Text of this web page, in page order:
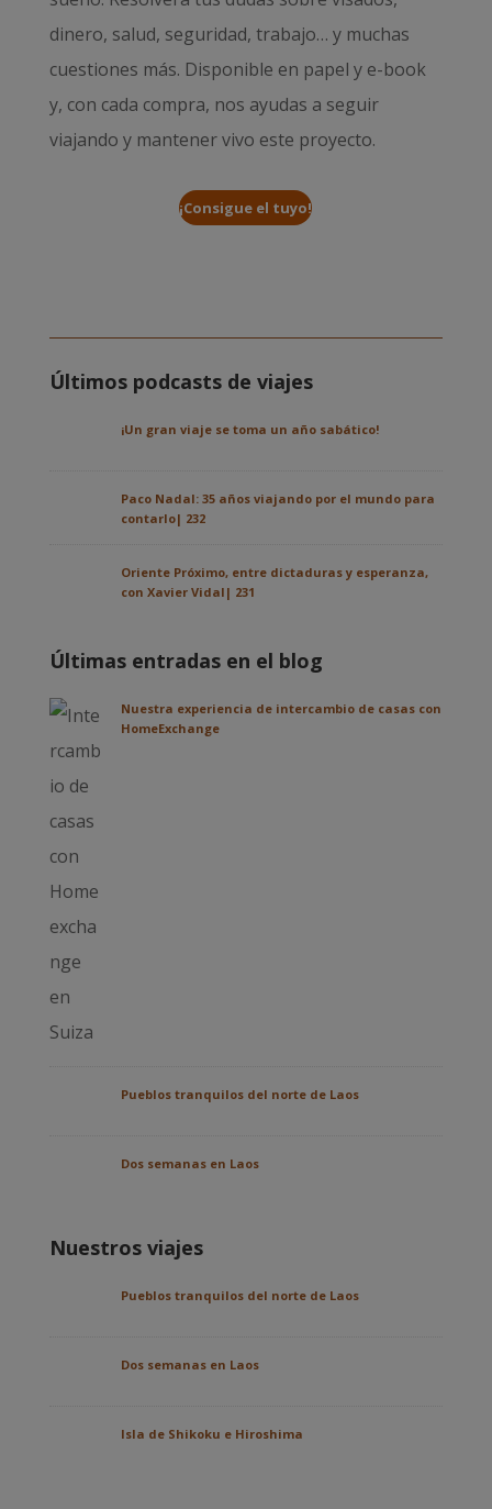
dinero, salud, seguridad, trabajo… y muchas
cuestiones más. Disponible en papel y e-book
y, con cada compra, nos ayudas a seguir
viajando y mantener vivo este proyecto.
¡Consigue el tuyo!
Últimos podcasts de viajes
¡Un gran viaje se toma un año sabático!
Paco Nadal: 35 años viajando por el mundo para
contarlo| 232
Oriente Próximo, entre dictaduras y esperanza,
con Xavier Vidal| 231
Últimas entradas en el blog
Nuestra experiencia de intercambio de casas con
HomeExchange
Pueblos tranquilos del norte de Laos
Dos semanas en Laos
Nuestros viajes
Pueblos tranquilos del norte de Laos
Dos semanas en Laos
Isla de Shikoku e Hiroshima